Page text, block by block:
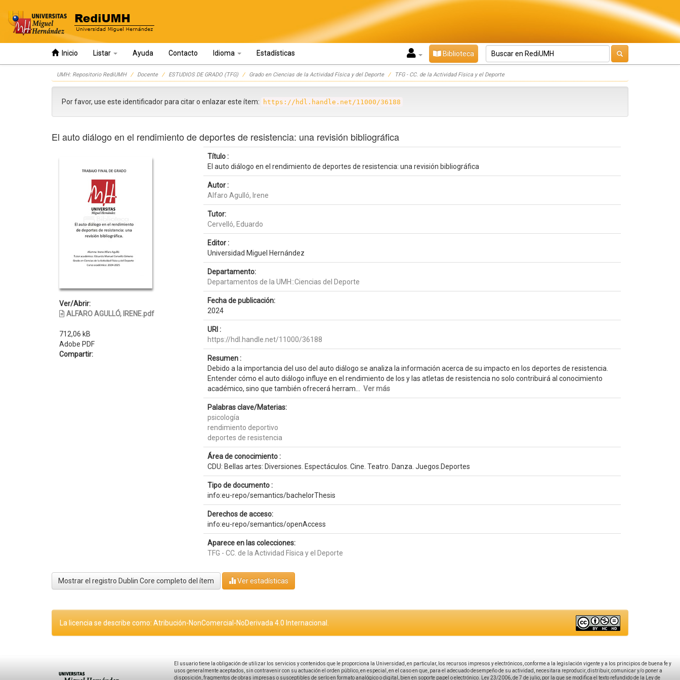
Inicio Listar Ayuda Contacto Idioma Estadísticas Biblioteca
UMH: Repositorio RediUMH Docente ESTUDIOS DE GRADO (TFG) Grado en Ciencias de la Actividad Física y del Deporte TFG - CC. de la Actividad Física y el Deporte
Por favor, use este identificador para citar o enlazar este ítem: https://hdl.handle.net/11000/36188
El auto diálogo en el rendimiento de deportes de resistencia: una revisión bibliográfica
Ver/Abrir:
ALFARO AGULLÓ, IRENE.pdf
712,06 kB
Adobe PDF
Compartir:
Título :
El auto diálogo en el rendimiento de deportes de resistencia: una revisión bibliográfica
Autor :
Alfaro Agulló, Irene
Tutor:
Cervelló, Eduardo
Editor :
Universidad Miguel Hernández
Departamento:
Departamentos de la UMH::Ciencias del Deporte
Fecha de publicación:
2024
URI :
https://hdl.handle.net/11000/36188
Resumen :
Debido a la importancia del uso del auto diálogo se analiza la información acerca de su impacto en los deportes de resistencia.
Entender cómo el auto diálogo influye en el rendimiento de los y las atletas de resistencia no solo contribuirá al conocimiento
académico, sino que también ofrecerá herram... Ver más
Palabras clave/Materias:
psicología
rendimiento deportivo
deportes de resistencia
Área de conocimiento :
CDU: Bellas artes: Diversiones. Espectáculos. Cine. Teatro. Danza. Juegos.Deportes
Tipo de documento :
info:eu-repo/semantics/bachelorThesis
Derechos de acceso:
info:eu-repo/semantics/openAccess
Aparece en las colecciones:
TFG - CC. de la Actividad Física y el Deporte
Mostrar el registro Dublin Core completo del ítem Ver estadísticas
La licencia se describe como: Atribución-NonComercial-NoDerivada 4.0 Internacional.
El usuario tiene la obligación de utilizar los servicios y contenidos que le proporciona la Universidad, en particular, los recursos impresos y electrónicos, conforme a la legislación vigente y a los principios de buena fe y
usos generalmente aceptados, sin contravenir con su actuación el orden público, en especial, en el caso en que, para el adecuado desempeño de su actividad, necesitara reproducir, distribuir, comunicar y/o poner a
disposición, fragmentos de obras impresas o susceptibles de serlo en formato analógico o digital, bien en soporte papel o electrónico. Ley 23/2006, de 7 de julio, por la que se modifica el texto refundido de la Ley de